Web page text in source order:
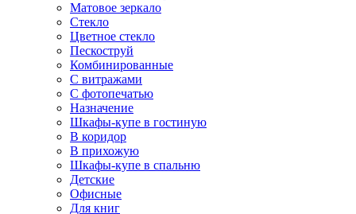
Матовое зеркало
Стекло
Цветное стекло
Пескоструй
Комбинированные
С витражами
С фотопечатью
Назначение
Шкафы-купе в гостиную
В коридор
В прихожую
Шкафы-купе в спальню
Детские
Офисные
Для книг